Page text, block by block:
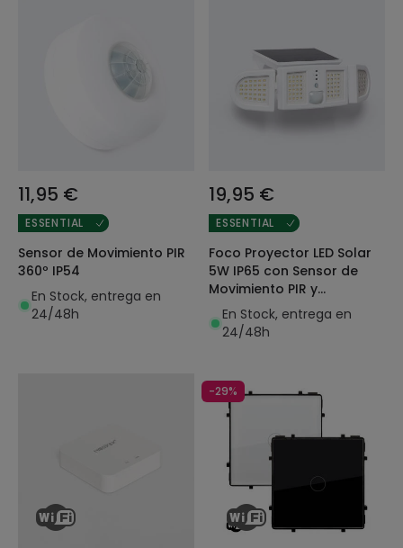
11,95 €
ESSENTIAL
Sensor de Movimiento PIR
360º IP54
En Stock, entrega en
24/48h
19,95 €
ESSENTIAL
Foco Proyector LED Solar
5W IP65 con Sensor de
Movimiento PIR y
Crepuscular Cave
En Stock, entrega en
24/48h
-29%